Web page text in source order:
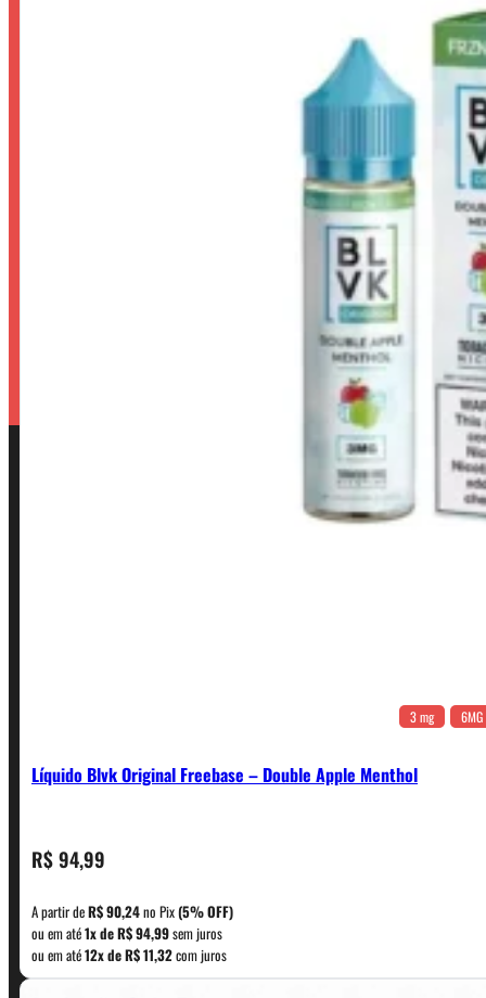
3 mg 6MG
Líquido Blvk Original Freebase – Double Apple Menthol
R$94,99
A partir deR$90,24no Pix(5% OFF)
ou em até1x deR$94,99sem juros
ou em até12x deR$11,32com juros
CONTATO
WhatsApp: (11) 5229-0120